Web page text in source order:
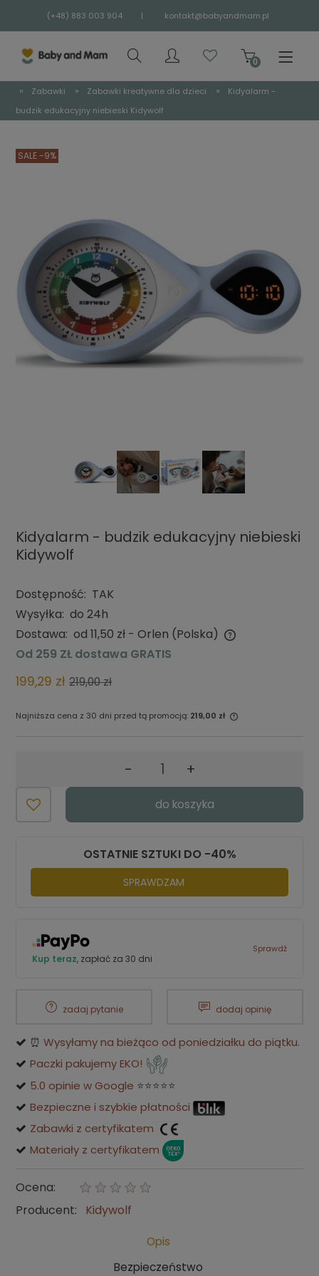
(+48) 883 003 904 | kontakt@babyandmam.pl
» Zabawki » Zabawki kreatywne dla dzieci »
Kidyalarm -
budzik edukacyjny niebieski Kidywolf
SALE -9%
Kidyalarm - budzik edukacyjny niebieski
Kidywolf
Dostępność: TAK
Wysyłka: do 24h
Dostawa: od 11,50 zł - Orlen (Polska)
Cena nie zawiera ewentualnych kosztów płatności
Od 259 ZŁ dostawa GRATIS
199,29 zł 219,00 zł
Najniższa cena z 30 dni przed tą promocją: 219,00 zł
produkt pojawił się w sprzedaży.
- +
do koszyka
OSTATNIE SZTUKI DO -40%
SPRAWDZAM
Kup teraz, zapłać za 30 dni
Sprawdź
zadaj pytanie dodaj opinię
⏰ Wysyłamy na bieżąco od poniedziałku do piątku.
Paczki pakujemy EKO!
5.0 opinie w Google ⭐⭐⭐⭐⭐
Bezpieczne i szybkie płatności
Zabawki z certyfikatem
Materiały z certyfikatem
Ocena:
Producent:
Kidywolf
Opis
Bezpieczeństwo